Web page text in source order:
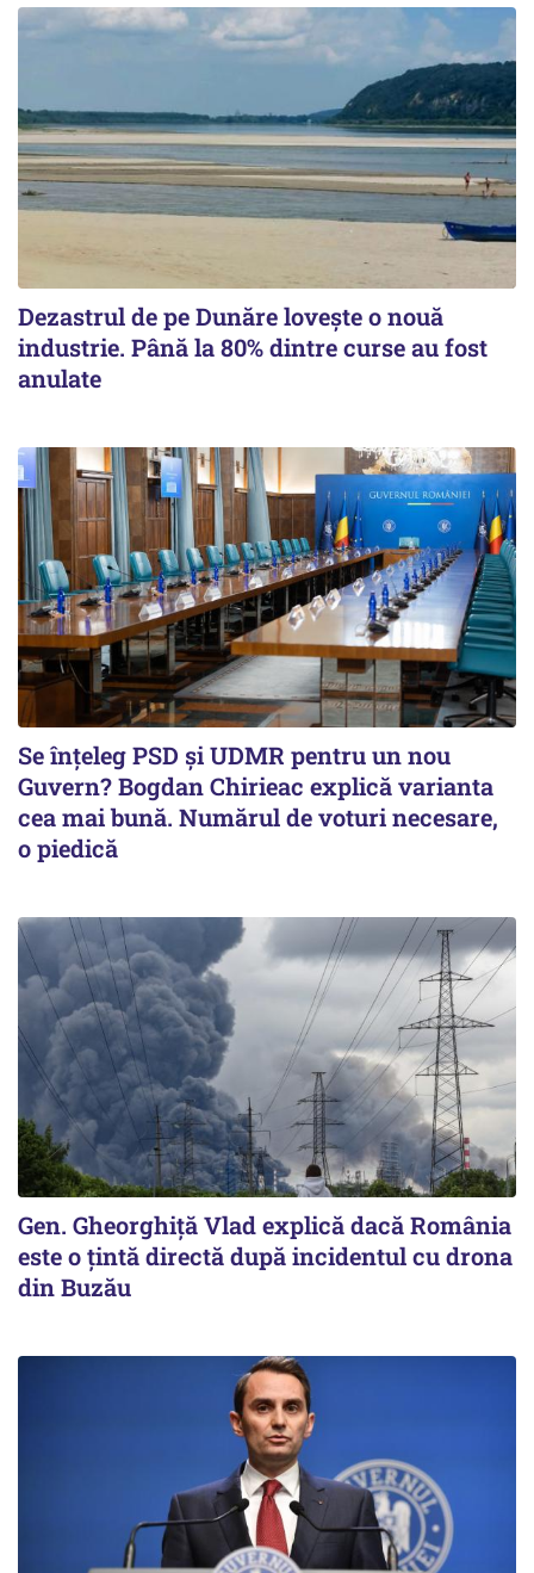
Dezastrul de pe Dunăre lovește o nouă
industrie. Până la 80% dintre curse au fost
anulate
Se înţeleg PSD şi UDMR pentru un nou
Guvern? Bogdan Chirieac explică varianta
cea mai bună. Numărul de voturi necesare,
o piedică
Gen. Gheorghiță Vlad explică dacă România
este o țintă directă după incidentul cu drona
din Buzău